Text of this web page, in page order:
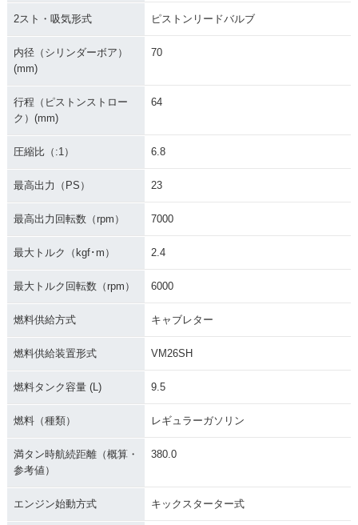
2スト・吸気形式 ピストンリードバルブ
内径（シリンダーボア）
(mm)
70
行程（ピストンストロー
ク）(mm)
64
圧縮比（:1） 6.8
最高出力（PS） 23
最高出力回転数（rpm） 7000
最大トルク（kgf･m） 2.4
最大トルク回転数（rpm） 6000
燃料供給方式 キャブレター
燃料供給装置形式 VM26SH
燃料タンク容量 (L) 9.5
燃料（種類） レギュラーガソリン
満タン時航続距離（概算・
参考値）
380.0
エンジン始動方式 キックスターター式